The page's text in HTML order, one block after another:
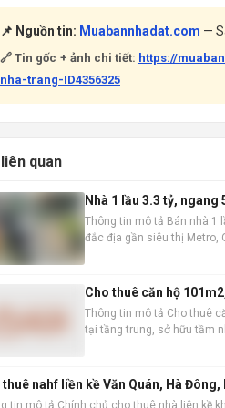
📌 Nguồn tin: Muabannhadat.com —
🔗 Tin gốc + ảnh chi tiết: https://
nha-trang-ID4356325
quan
Nhà 1 lầu 3.3 tỷ,
Thông tin mô tả Bán nhà 1
đắc địa gần siêu thị Metro,
Cho thuê căn hộ
Thông tin mô tả Cho thuê
tại tầng trung, sở hữu tầm
thuê nahf liền kề Văn Quán, Hà Đông,
tin mô tả Chính chủ cho thuê nhà liên kề